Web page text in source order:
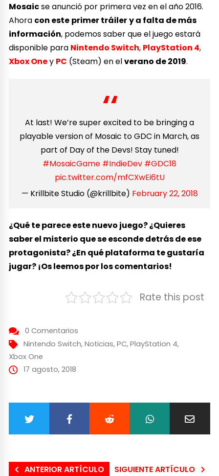
Mosaicse anunció por primera vez en el año 2016.
Ahora con este primer tráilery a falta de más
información, podemos saber que el juego estará
disponible para Nintendo Switch, PlayStation 4,
Xbox Oney PC (Steam) en elverano de 2019.
At last! We’re super excited to be bringing a
playable version of Mosaic to GDC in March, as
part of Day of the Devs! Stay tuned!
#MosaicGame #IndieDev #GDC18
pic.twitter.com/mfCXwEi6tU
— Krillbite Studio (@krillbite) February 22, 2018
¿Qué te parece este nuevo juego? ¿Quieres
saber el misterio que se esconde detrás de ese
protagonista? ¿En qué plataforma te gustaría
jugar? ¡Os leemos por los comentarios!
Rate this post
0 Comentarios
Nintendo Switch, Noticias, PC, PlayStation 4,
Xbox One
17 agosto, 2018
ANTERIOR ARTÍCULO SIGUIENTE ARTÍCULO